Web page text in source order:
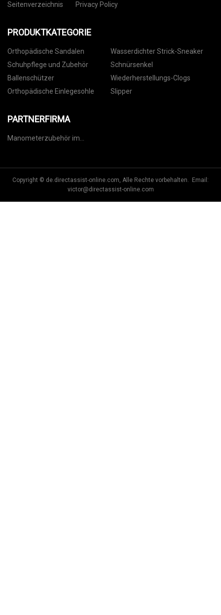
Seitenverzeichnis
Privacy Policy
PRODUKTKATEGORIE
Orthopädische Sandalen
Wasserdichter Strick-Sneaker
Schuhpflege und Zubehör
Schnürsenkel
Ballenschützer
Wiederherstellungs-Clogs
Orthopädische Einlegesohle
Slipper
PARTNERFIRMA
Manometerzubehör im
Copyright © de.directassist-online.com, Alle Rechte vorbehalten. Email:
victor@directassist-online.com